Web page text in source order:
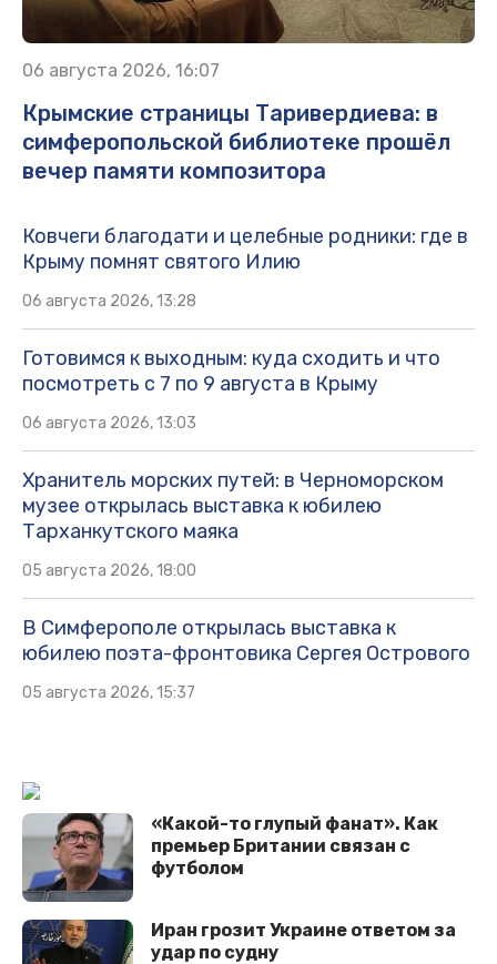
06 августа 2026, 16:07
Крымские страницы Таривердиева: в
симферопольской библиотеке прошёл
вечер памяти композитора
Ковчеги благодати и целебные родники: где в
Крыму помнят святого Илию
06 августа 2026, 13:28
Готовимся к выходным: куда сходить и что
посмотреть с 7 по 9 августа в Крыму
06 августа 2026, 13:03
Хранитель морских путей: в Черноморском
музее открылась выставка к юбилею
Тарханкутского маяка
05 августа 2026, 18:00
В Симферополе открылась выставка к
юбилею поэта-фронтовика Сергея Острового
05 августа 2026, 15:37
«Какой-то глупый фанат». Как
премьер Британии связан с
футболом
Иран грозит Украине ответом за
удар по судну